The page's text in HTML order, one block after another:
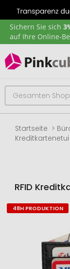
Sichern Sie sich
auf Ihre Online-
Startseite
RFID
Zum
Bildgalerie
48H PRODUKTION